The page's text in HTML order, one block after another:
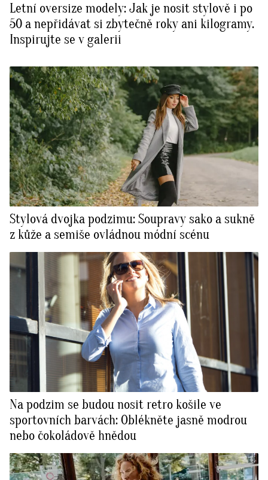
Letní oversize modely: Jak je nosit stylově i po
50 a nepřidávat si zbytečně roky ani kilogramy.
Inspirujte se v galerii
Stylová dvojka podzimu: Soupravy sako a sukně
z kůže a semiše ovládnou módní scénu
Na podzim se budou nosit retro košile ve
sportovních barvách: Oblékněte jasně modrou
nebo čokoládově hnědou